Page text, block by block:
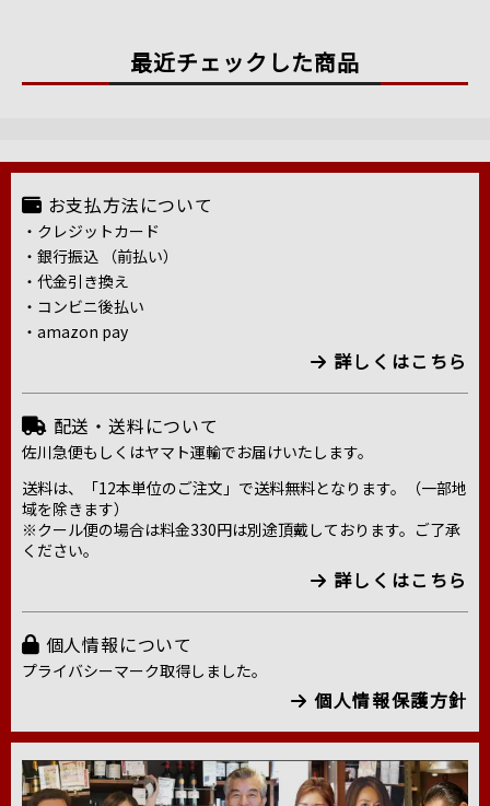
最近チェックした商品
お支払方法について
・クレジットカード
・銀行振込 （前払い）
・代金引き換え
・コンビニ後払い
・amazon pay
詳しくはこちら
配送・送料について
佐川急便もしくはヤマト運輸でお届けいたします。
送料は、「12本単位のご注文」で送料無料となります。（一部地
域を除きます）
※クール便の場合は料金330円は別途頂戴しております。ご了承
ください。
詳しくはこちら
個人情報について
プライバシーマーク取得しました。
個人情報保護方針